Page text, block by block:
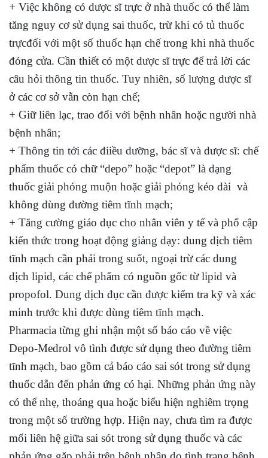
+ Việc không có dược sĩ trực ở nhà thuốc có thể làm
tăng nguy cơ sử dụng sai thuốc, trừ khi có tủ thuốc
trựcđối với một số thuốc hạn chế trong khi nhà thuốc
đóng cửa. Cần thiết có một dược sĩ trực để trả lời các
câu hỏi thông tin thuốc. Tuy nhiên, số lượng dược sĩ
ở các cơ sở vẫn còn hạn chế;
+ Giữ liên lạc, trao đổi với bệnh nhân hoặc người nhà
bệnh nhân;
+ Thông tin tới các điiều dưỡng, bác sĩ và dược sĩ: chế
phẩm thuốc có chữ “depo” hoặc “depot” là dạng
thuốc giải phóng muộn hoặc giải phóng kéo dài và
không dùng đường tiêm tĩnh mạch;
+ Tăng cường giáo dục cho nhân viên y tế và phổ cập
kiến thức trong hoạt động giảng dạy: dung dịch tiêm
tĩnh mạch cần phải trong suốt, ngoại trừ các dung
dịch lipid, các chế phẩm có nguồn gốc từ lipid và
propofol. Dung dịch đục cần được kiểm tra kỹ và xác
minh trước khi được dùng tiêm tĩnh mạch.
Pharmacia từng ghi nhận một số báo cáo về việc
Depo-Medrol vô tình được sử dụng theo đường tiêm
tĩnh mạch, bao gồm cả báo cáo sai sót trong sử dụng
thuốc dẫn đến phản ứng có hại. Những phản ứng này
có thể nhẹ, thoáng qua hoặc biểu hiện nghiêm trọng
trong một số trường hợp. Hiện nay, chưa tìm ra được
mối liên hệ giữa sai sót trong sử dụng thuốc và các